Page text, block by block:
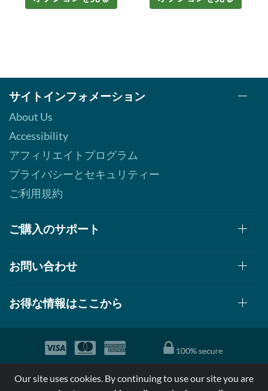
サイトインフォメーション
About Us
Accessibility
アフィリエイトプログラム
プライバシーとセキュリティー
ご利用規約
ご購入のサポート
お問い合わせ
お得な情報はここから
*特定商品についての効果効能は米国食品医療局により評価されて
Our site uses cookies. By continuing to use our site you are